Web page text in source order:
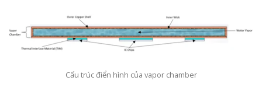
Cấu trúc điển hình của vapor chamber